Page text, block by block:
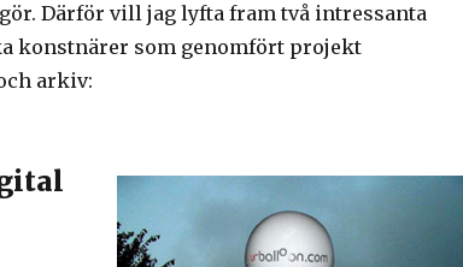
Därför vill jag lyfta fram två intressanta
konstnärer som genomfört projekt
arkiv: